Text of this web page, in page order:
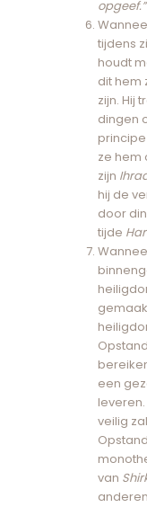
opgeef.”
tijdens
houdt
dit hem
zijn. Hij
dingen
principe
ze hem
zijn
hij de
door
tijde
een
veilig
van